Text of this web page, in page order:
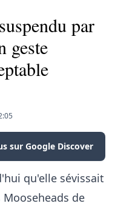
par
geste
sur Google Discover
qu'elle sévissait
de